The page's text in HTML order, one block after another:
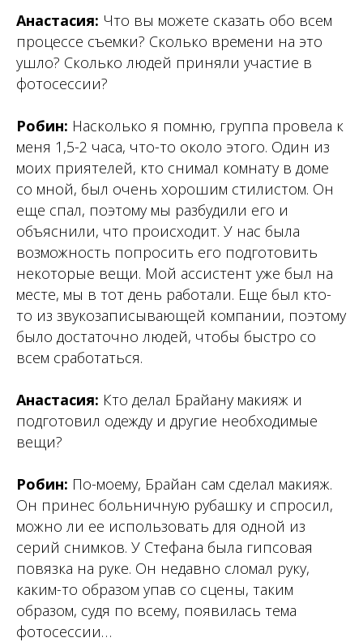
Анастасия: Что вы можете сказать обо всем
процессе съемки? Сколько времени на это
ушло? Сколько людей приняли участие в
фотосессии?
Робин: Насколько я помню, группа провела к
меня 1,5-2 часа, что-то около этого. Один из
моих приятелей, кто снимал комнату в доме
со мной, был очень хорошим стилистом. Он
еще спал, поэтому мы разбудили его и
объяснили, что происходит. У нас была
возможность попросить его подготовить
некоторые вещи. Мой ассистент уже был на
месте, мы в тот день работали. Еще был кто-
то из звукозаписывающей компании, поэтому
было достаточно людей, чтобы быстро со
всем сработаться.
Анастасия: Кто делал Брайану макияж и
подготовил одежду и другие необходимые
вещи?
Робин: По-моему, Брайан сам сделал макияж.
Он принес больничную рубашку и спросил,
можно ли ее использовать для одной из
серий снимков. У Стефана была гипсовая
повязка на руке. Он недавно сломал руку,
каким-то образом упав со сцены, таким
образом, судя по всему, появилась тема
фотосессии…